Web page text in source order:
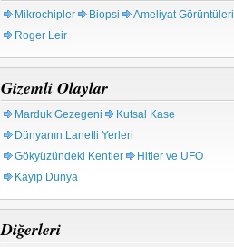
Mikrochipler Biopsi
Ameliyat Görüntüleri
Roger Leir
Gizemli Olaylar
Marduk Gezegeni
Kutsal Kase
Dünyanın Lanetli Yerleri
Gökyüzündeki Kentler
Hitler ve UFO
Kayıp Dünya
Diğerleri